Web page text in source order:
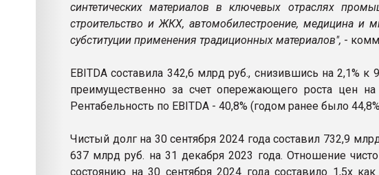
синтетических материалов в ключевых отраслях
строительство и ЖКХ, автомобилестроение, медицина и
субституции применения традиционных материалов", -
EBITDA составила 342,6 млрд руб., снизившись на 2,1% к
преимущественно за счет опережающего роста цен
Рентабельность по EBITDA - 40,8% (годом ранее было
Чистый долг на 30 сентября 2024 года составил 732,9
637 млрд руб. на 31 декабря 2023 года. Отношение
состоянию на 30 сентября 2024 года составило 1,5x